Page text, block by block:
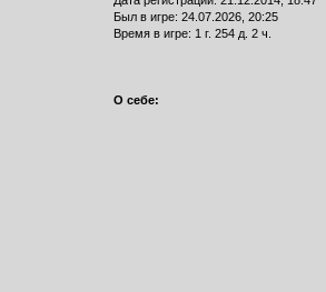
Был в игре: 24.07.2026, 20:25
Время в игре: 1 г. 254 д. 2 ч.
О себе: